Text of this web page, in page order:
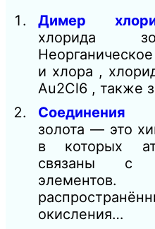
Димер
хлорида
и хлора ,
Au2Cl6 , также
Соединения
золота — это
в которых
связаны с
окисления…